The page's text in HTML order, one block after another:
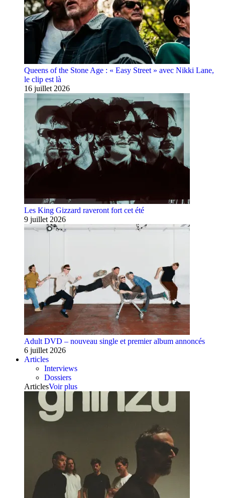
Queens of the Stone Age : « Easy Street » avec Nikki Lane,
le clip est là
16 juillet 2026
Les King Gizzard raveront fort cet été
9 juillet 2026
Adult DVD – nouveau single et premier album annoncés
6 juillet 2026
Articles
Interviews
Dossiers
ArticlesVoir plus